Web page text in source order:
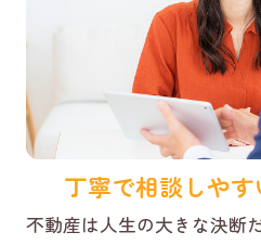
丁寧で相談しや
不動産は人生の大きな決断